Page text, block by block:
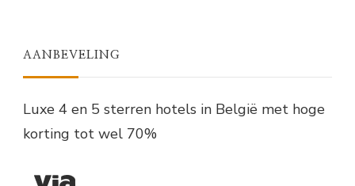
AANBEVELING
Luxe 4 en 5 sterren hotels in België met hoge
korting tot wel 70%